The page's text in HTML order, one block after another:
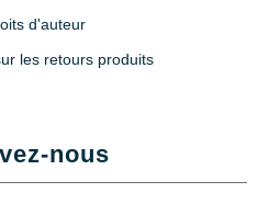
d'auteur
les retours produits
nous